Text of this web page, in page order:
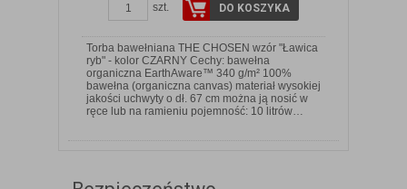
szt. DO KOSZYKA
Torba bawełniana THE CHOSEN wzór "Ławica
ryb" - kolor CZARNY Cechy: bawełna
organiczna EarthAware™ 340 g/m² 100%
bawełna (organiczna canvas) materiał wysokiej
jakości uchwyty o dł. 67 cm można ją nosić w
ręce lub na ramieniu pojemność: 10 litrów…